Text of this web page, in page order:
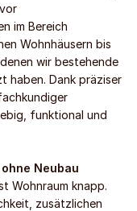
im Bereich
Wohnhäusern bis
wir bestehende
haben. Dank präziser
funktional und
Neubau
Wohnraum knapp.
zusätzlichen